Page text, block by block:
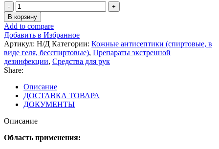
Количество
товара
Дезиптол
гель
В корзину
Add to compare
Добавить в Избранное
Артикул: Н/Д Категории: Кожные антисептики (спиртовые, в
виде геля, бесспиртовые), Препараты экстренной
дезинфекции, Средства для рук
Share:
Описание
ДОСТАВКА ТОВАРА
ДОКУМЕНТЫ
Описание
Область применения: